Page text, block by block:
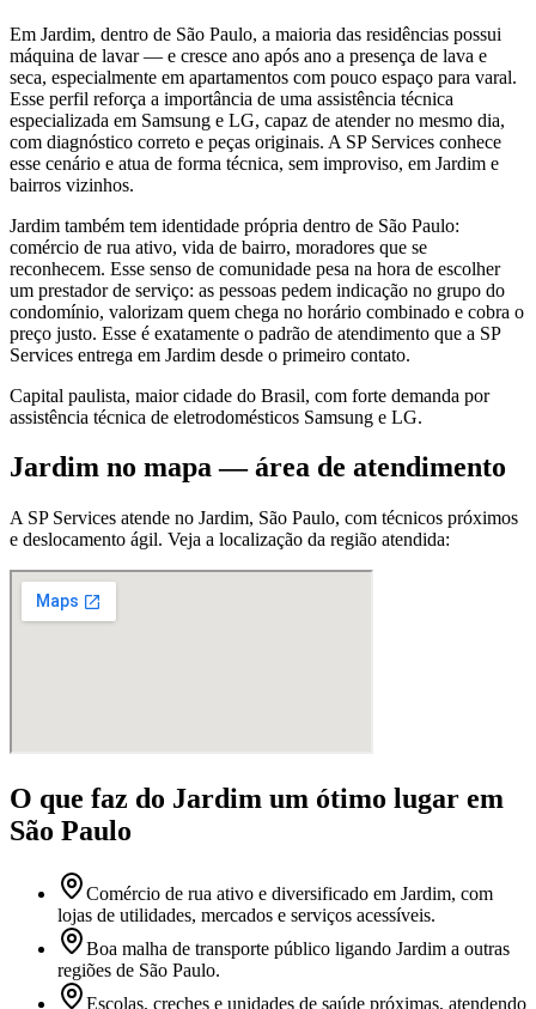
Em Jardim, dentro de São Paulo, a maioria das residências possui
máquina de lavar — e cresce ano após ano a presença de lava e
seca, especialmente em apartamentos com pouco espaço para varal.
Esse perfil reforça a importância de uma assistência técnica
especializada em Samsung e LG, capaz de atender no mesmo dia,
com diagnóstico correto e peças originais. A SP Services conhece
esse cenário e atua de forma técnica, sem improviso, em Jardim e
bairros vizinhos.
Jardim também tem identidade própria dentro de São Paulo:
comércio de rua ativo, vida de bairro, moradores que se
reconhecem. Esse senso de comunidade pesa na hora de escolher
um prestador de serviço: as pessoas pedem indicação no grupo do
condomínio, valorizam quem chega no horário combinado e cobra o
preço justo. Esse é exatamente o padrão de atendimento que a SP
Services entrega em Jardim desde o primeiro contato.
Capital paulista, maior cidade do Brasil, com forte demanda por
assistência técnica de eletrodomésticos Samsung e LG.
Jardim no mapa — área de atendimento
A SP Services atende no Jardim, São Paulo, com técnicos próximos
e deslocamento ágil. Veja a localização da região atendida:
O que faz do Jardim um ótimo lugar em
São Paulo
Comércio de rua ativo e diversificado em Jardim, com
lojas de utilidades, mercados e serviços acessíveis.
Boa malha de transporte público ligando Jardim a outras
regiões de São Paulo.
Escolas, creches e unidades de saúde próximas, atendendo